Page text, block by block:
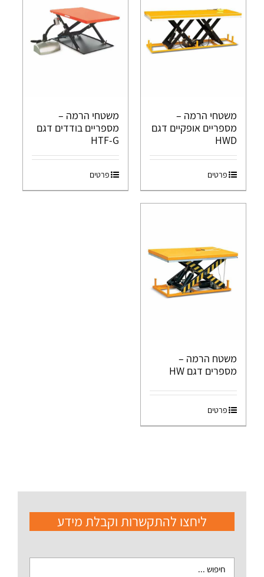
משטחי הרמה –
מספריים אופקיים דגם
HWD
פרטים
משטחי הרמה –
מספריים בודדים דגם
HTF-G
פרטים
משטח הרמה –
מספרים דגם HW
פרטים
ליחצו להתקשרות וקבלת מידע